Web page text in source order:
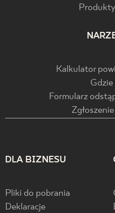
Produkty
Kalkulator
Formularz
DLA BIZNESU
Pliki do pobrania
Deklaracje